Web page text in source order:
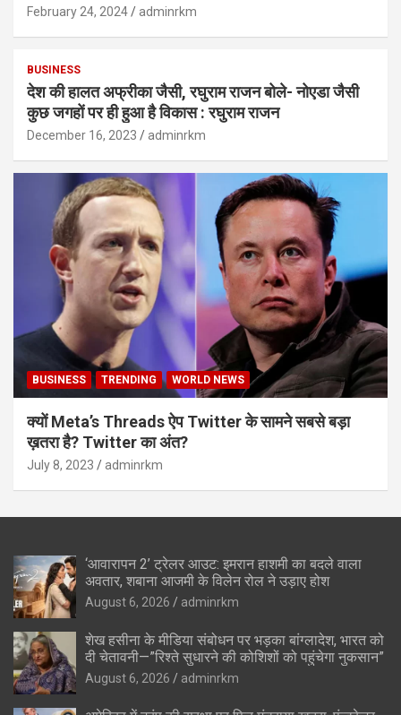
February 24, 2024 adminrkm
BUSINESS
देश की हालत अफ्रीका जैसी, रघुराम राजन बोले- नोएडा जैसी
कुछ जगहों पर ही हुआ है विकास : रघुराम राजन
December 16, 2023 adminrkm
BUSINESS TRENDING WORLD NEWS
क्यों Meta’s Threads ऐप Twitter के सामने सबसे बड़ा
ख़तरा है? Twitter का अंत?
July 8, 2023 adminrkm
‘आवारापन 2’ ट्रेलर आउट: इमरान हाशमी का बदले वाला
अवतार, शबाना आजमी के विलेन रोल ने उड़ाए होश
August 6, 2026 adminrkm
शेख हसीना के मीडिया संबोधन पर भड़का बांग्लादेश, भारत को
दी चेतावनी—”रिश्ते सुधारने की कोशिशों को पहुंचेगा नुकसान”
August 6, 2026 adminrkm